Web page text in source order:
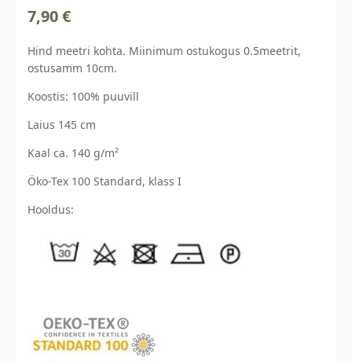
7,90€
Hind meetri kohta. Miinimum ostukogus 0.5meetrit,
ostusamm 10cm.
Koostis: 100% puuvill
Laius 145 cm
Kaal ca. 140 g/m²
Öko-Tex 100 Standard, klass I
Hooldus: